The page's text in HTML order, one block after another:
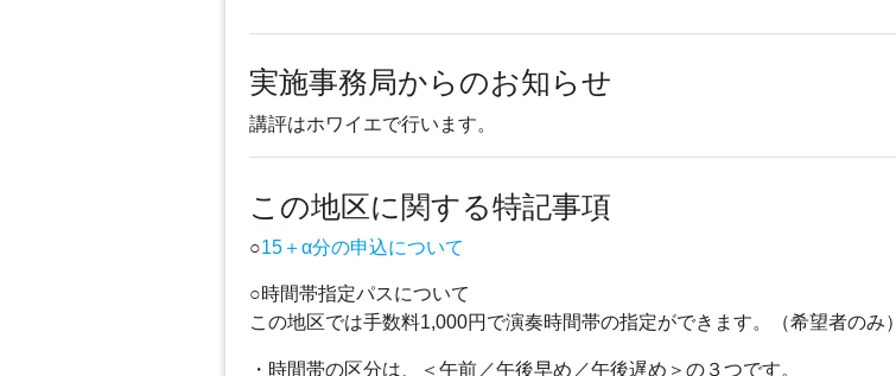
実施事務局からのお知らせ
講評はホワイエで行います。
この地区に関する特記事項
○15＋α分の申込について
○時間帯指定パスについて
この地区では手数料1,000円で演奏時間帯の指定ができます。（希望者のみ）
・時間帯の区分は、＜午前／午後早め／午後遅め＞の３つです。